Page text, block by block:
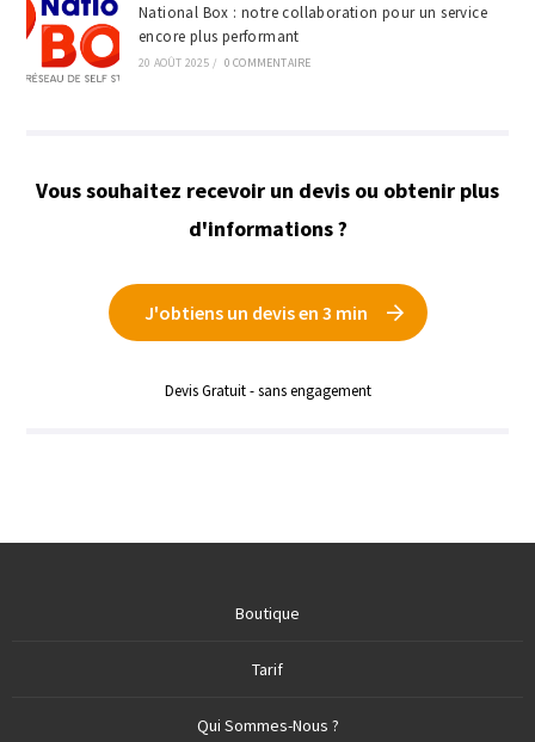
National Box : notre collaboration pour un service
encore plus performant
20 AOÛT 2025 / 0 COMMENTAIRE
Vous souhaitez recevoir un devis ou obtenir plus
d'informations ?
J'obtiens un devis en 3 min
Devis Gratuit - sans engagement
Boutique
Tarif
Qui Sommes-Nous ?